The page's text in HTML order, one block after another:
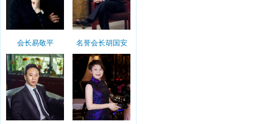
会长易敬平 名誉会长胡国安